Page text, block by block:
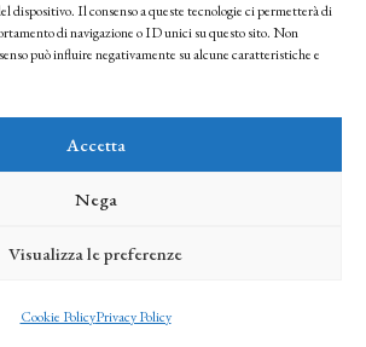
dispositivo. Il consenso a queste tecnologie ci permetterà di
di navigazione o ID unici su questo sito. Non
può influire negativamente su alcune caratteristiche e
Accetta
Nega
Visualizza le preferenze
Cookie PolicyPrivacy Policy
riconosci che le tue informazioni saranno trattate
Policy
right reserved
proprietari dei diritti e dell’Istituto Matteucci
credits